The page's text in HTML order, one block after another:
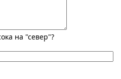
на "север"?